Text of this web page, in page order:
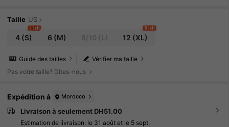
Taille US
4 (S)
1 left
6 (M) 12 (XL)
8 left
Vérifier ma taille
Guide des tailles
Pas votre taille? Dites-nous
Expédition à Morocco
Livraison à seulement DH51.00
Estimation de livraison: le 31 août et le 5 sept.